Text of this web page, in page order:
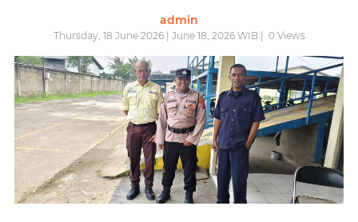
admin
Thursday, 18 June 2026 | June 18, 2026 WIB | 0Views